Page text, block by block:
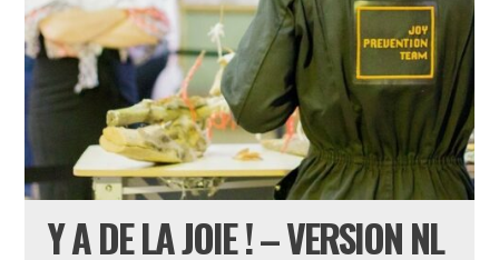
Y A DE LA JOIE ! – VERSION NL